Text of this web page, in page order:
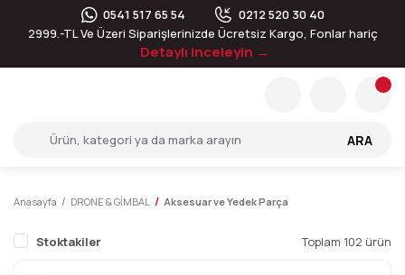
0541 517 65 54
0212 520 30 40
2999.-TL Ve Üzeri Siparişlerinizde Ücretsiz Kargo, Fonlar hariç
Detaylı inceleyin →
ARA
Anasayfa DRONE & GİMBAL Aksesuar ve Yedek Parça
Stoktakiler Toplam 102 ürün